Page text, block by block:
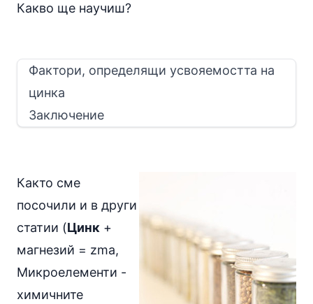
Какво ще научиш?
Фактори, определящи усвояемостта на
цинка
Заключение
Както сме
посочили и в други
статии (Цинк +
магнезий = zma,
Микроелементи -
химичните